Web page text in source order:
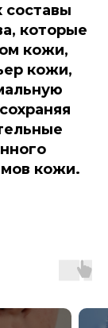
составы
которые
кожи,
кожи,
кожи.